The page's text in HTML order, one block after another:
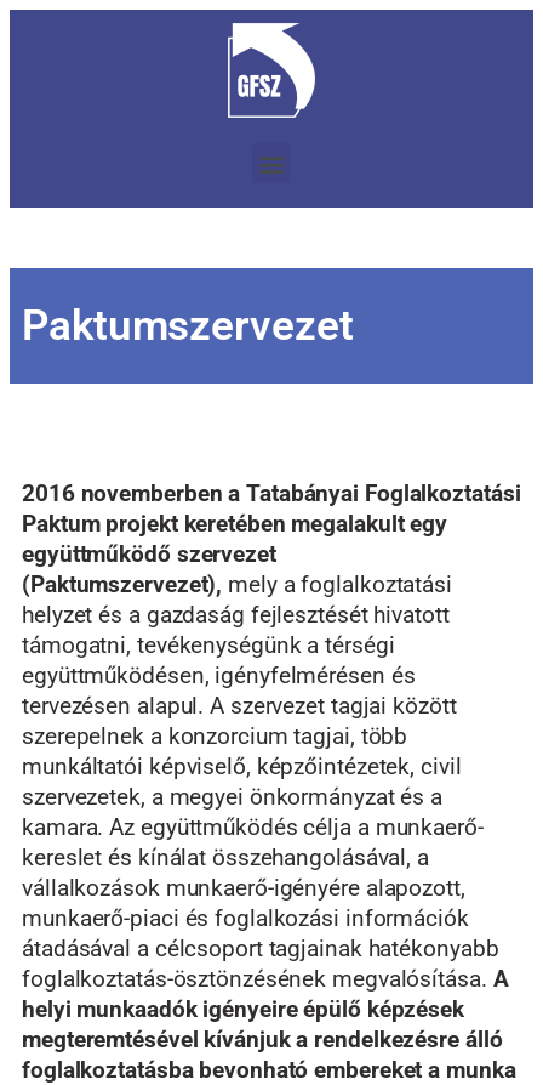
Paktumszervezet
2016 novemberben a Tatabányai Foglalkoztatási
Paktum projekt keretében megalakult egy
együttműködő szervezet
(Paktumszervezet), mely a foglalkoztatási
helyzet és a gazdaság fejlesztését hivatott
támogatni, tevékenységünk a térségi
együttműködésen, igényfelmérésen és
tervezésen alapul. A szervezet tagjai között
szerepelnek a konzorcium tagjai, több
munkáltatói képviselő, képzőintézetek, civil
szervezetek, a megyei önkormányzat és a
kamara. Az együttműködés célja a munkaerő-
kereslet és kínálat összehangolásával, a
vállalkozások munkaerő-igényére alapozott,
munkaerő-piaci és foglalkozási információk
átadásával a célcsoport tagjainak hatékonyabb
foglalkoztatás-ösztönzésének megvalósítása. A
helyi munkaadók igényeire épülő képzések
megteremtésével kívánjuk a rendelkezésre álló
foglalkoztatásba bevonható embereket a munka